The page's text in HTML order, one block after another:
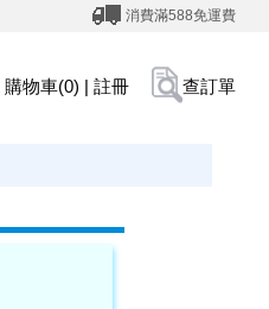
消費滿588免運費
購物車(0) | 註冊 查訂單